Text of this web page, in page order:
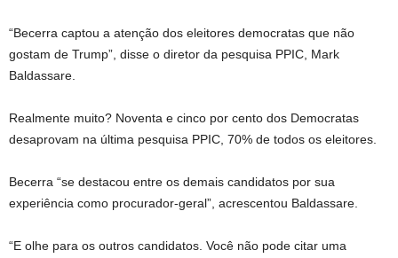
“Becerra captou a atenção dos eleitores democratas que não
gostam de Trump”, disse o diretor da pesquisa PPIC, Mark
Baldassare.
Realmente muito? Noventa e cinco por cento dos Democratas
desaprovam na última pesquisa PPIC, 70% de todos os eleitores.
Becerra “se destacou entre os demais candidatos por sua
experiência como procurador-geral”, acrescentou Baldassare.
“E olhe para os outros candidatos. Você não pode citar uma